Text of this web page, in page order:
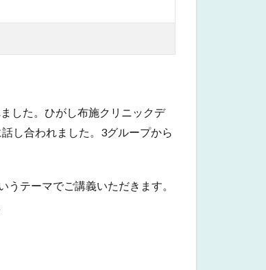
した。ひがし布施クリニックデ
し合われました。3グループから
テーマでご講義いただきます。